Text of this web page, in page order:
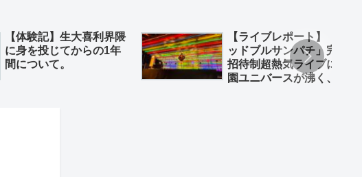
【体験記】生大喜利界隈
に身を投じてからの1年
間について。
【ライブレポート】「レ
ッドブルサンパチ」完全
招待制超熱気ライブに味
園ユニバースが沸く、沸